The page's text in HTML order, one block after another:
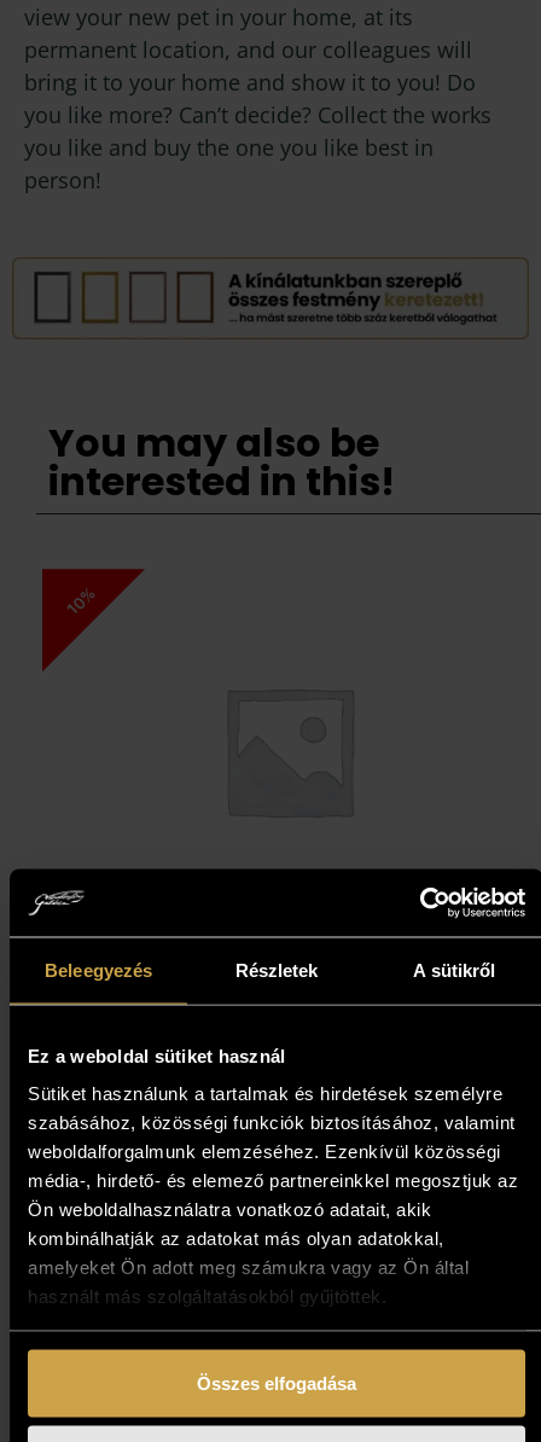
Beleegyezés Részletek A sütikről
Ez a weboldal sütiket használ
Sütiket használunk a tartalmak és hirdetések személyre
szabásához, közösségi funkciók biztosításához, valamint
weboldalforgalmunk elemzéséhez. Ezenkívül közösségi
média-, hirdető- és elemező partnereinkkel megosztjuk az
Ön weboldalhasználatra vonatkozó adatait, akik
kombinálhatják az adatokat más olyan adatokkal,
amelyeket Ön adott meg számukra vagy az Ön által
használt más szolgáltatásokból gyűjtöttek.
Összes elfogadása
view your new pet in your home, at its
permanent location, and our colleagues will
bring it to your home and show it to you! Do
you like more? Can’t decide? Collect the works
you like and buy the one you like best in
person!
You may also be
interested in this!
10%
Koday László – It’s Cold
(60x80 cm)
593 000Ft
Add to cart
10%